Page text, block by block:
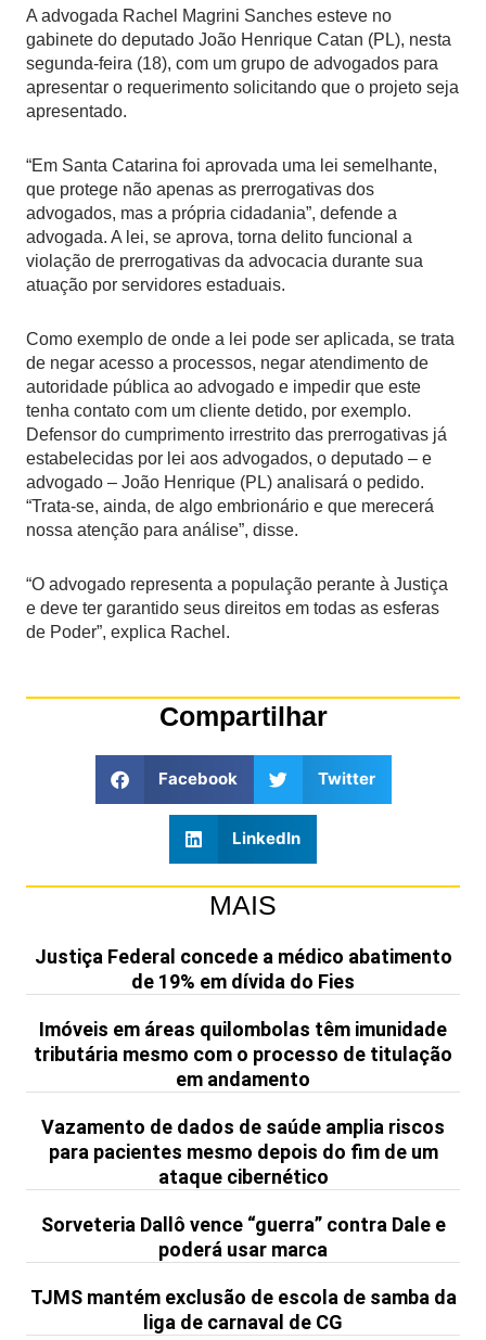
A advogada Rachel Magrini Sanches esteve no
gabinete do deputado João Henrique Catan (PL), nesta
segunda-feira (18), com um grupo de advogados para
apresentar o requerimento solicitando que o projeto seja
apresentado.
“Em Santa Catarina foi aprovada uma lei semelhante,
que protege não apenas as prerrogativas dos
advogados, mas a própria cidadania”, defende a
advogada. A lei, se aprova, torna delito funcional a
violação de prerrogativas da advocacia durante sua
atuação por servidores estaduais.
Como exemplo de onde a lei pode ser aplicada, se trata
de negar acesso a processos, negar atendimento de
autoridade pública ao advogado e impedir que este
tenha contato com um cliente detido, por exemplo.
Defensor do cumprimento irrestrito das prerrogativas já
estabelecidas por lei aos advogados, o deputado – e
advogado – João Henrique (PL) analisará o pedido.
“Trata-se, ainda, de algo embrionário e que merecerá
nossa atenção para análise”, disse.
“O advogado representa a população perante à Justiça
e deve ter garantido seus direitos em todas as esferas
de Poder”, explica Rachel.
Compartilhar
Facebook Twitter
LinkedIn
MAIS
Justiça Federal concede a médico abatimento
de 19% em dívida do Fies
Imóveis em áreas quilombolas têm imunidade
tributária mesmo com o processo de titulação
em andamento
Vazamento de dados de saúde amplia riscos
para pacientes mesmo depois do fim de um
ataque cibernético
Sorveteria Dallô vence “guerra” contra Dale e
poderá usar marca
TJMS mantém exclusão de escola de samba da
liga de carnaval de CG